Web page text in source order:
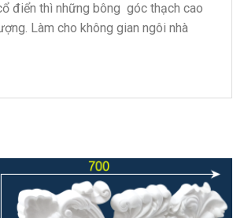
điển thì những bông góc thạch cao
Làm cho không gian ngôi nhà